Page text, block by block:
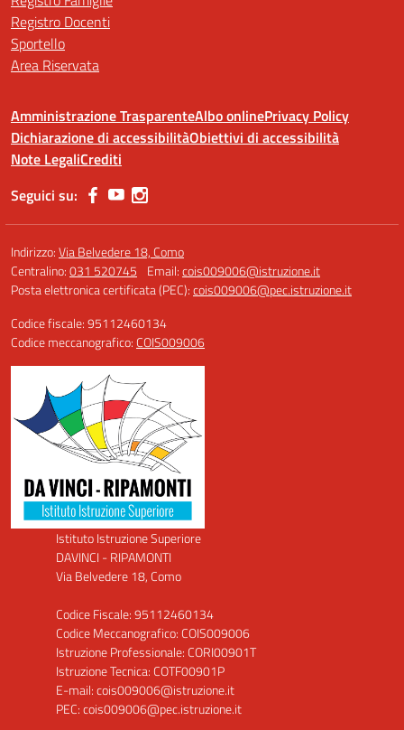
Registro Docenti
Sportello
Area Riservata
Amministrazione TrasparenteAlbo onlinePrivacy Policy
Dichiarazione di accessibilitàObiettivi di accessibilità
Note LegaliCrediti
Seguici su:
Indirizzo:Via Belvedere 18, Como
Centralino:031 520745 Email:cois009006@istruzione.it
Posta elettronica certificata (PEC):cois009006@pec.istruzione.it
Codice fiscale: 95112460134
Codice meccanografico: COIS009006
Istituto Istruzione Superiore
DAVINCI - RIPAMONTI
Via Belvedere 18, Como
Codice Fiscale: 95112460134
Codice Meccanografico: COIS009006
Istruzione Professionale: CORI00901T
Istruzione Tecnica: COTF00901P
E-mail: cois009006@istruzione.it
PEC: cois009006@pec.istruzione.it